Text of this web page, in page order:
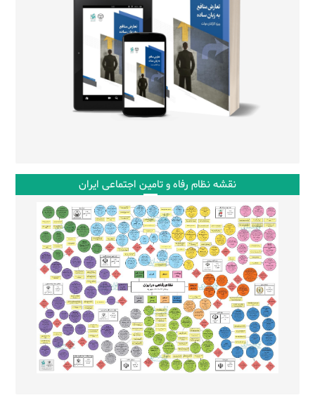
نقشه نظام رفاه و تامین اجتماعی ایران